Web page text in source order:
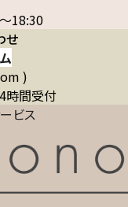
18:30
せ
)
時間受付
ビス